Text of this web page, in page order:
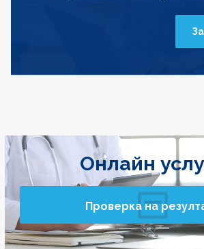
Онлайн
Проверка на